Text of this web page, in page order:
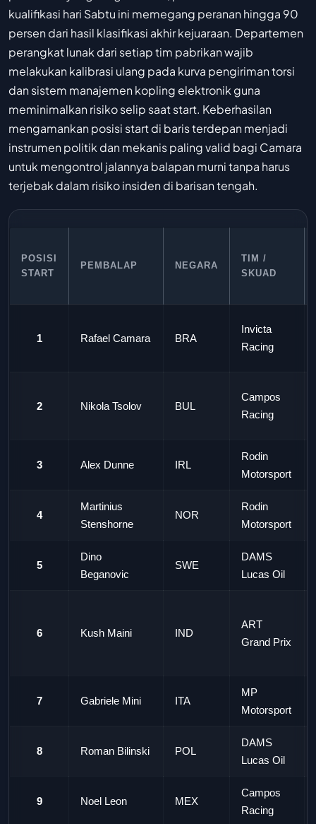
kualifikasi hari Sabtu ini memegang peranan hingga 90
persen dari hasil klasifikasi akhir kejuaraan. Departemen
perangkat lunak dari setiap tim pabrikan wajib
melakukan kalibrasi ulang pada kurva pengiriman torsi
dan sistem manajemen kopling elektronik guna
meminimalkan risiko selip saat start. Keberhasilan
mengamankan posisi start di baris terdepan menjadi
instrumen politik dan mekanis paling valid bagi Camara
untuk mengontrol jalannya balapan murni tanpa harus
terjebak dalam risiko insiden di barisan tengah.
POSISI
START
PEMBALAP NEGARA
TIM /
SKUAD
1 Rafael Camara BRA
Invicta
Racing
2 Nikola Tsolov BUL
Campos
Racing
3 Alex Dunne IRL
Rodin
Motorsport
4
Martinius
Stenshorne
NOR
Rodin
Motorsport
5
Dino
Beganovic
SWE
DAMS
Lucas Oil
6 Kush Maini IND
ART
Grand Prix
7 Gabriele Mini ITA
MP
Motorsport
8 Roman Bilinski POL
DAMS
Lucas Oil
9 Noel Leon MEX
Campos
Racing